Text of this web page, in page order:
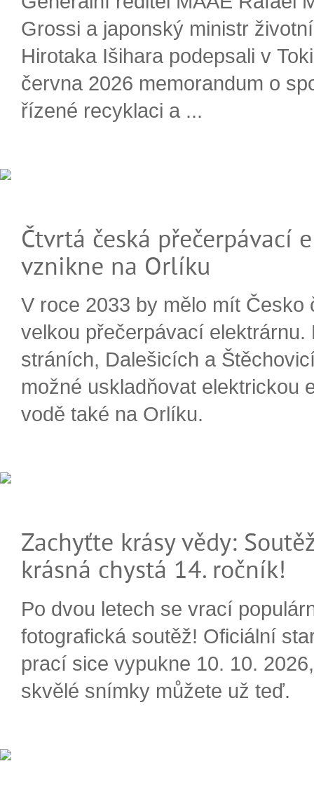
Grossi a japonský ministr
Hirotaka Išihara podepsali v
června 2026 memorandum o
řízené recyklaci a ...
Čtvrtá česká přečerpávací
vznikne na Orlíku
V roce 2033 by mělo mít Česko
velkou přečerpávací elektrárnu.
stráních, Dalešicích a
možné uskladňovat elektrickou
vodě také na Orlíku.
Zachyťte krásy vědy:
krásná chystá 14. ročník!
Po dvou letech se vrací
fotografická soutěž! Oficiální
prací sice vypukne 10. 10.
skvělé snímky můžete už teď.